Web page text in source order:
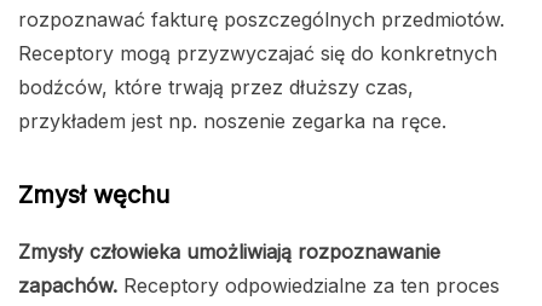
rozpoznawać fakturę poszczególnych przedmiotów.
Receptory mogą przyzwyczajać się do konkretnych
bodźców, które trwają przez dłuższy czas,
przykładem jest np. noszenie zegarka na ręce.
Zmysł węchu
Zmysły człowieka umożliwiają rozpoznawanie
zapachów. Receptory odpowiedzialne za ten proces